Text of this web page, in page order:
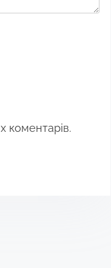
коментарів.